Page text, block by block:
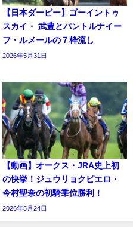
【日本ダービー】ゴーイントゥ
スカイ・ 武豊とパントルナイー
フ・ルメールの７枠流し
2026年5月31日
【動画】オークス・JRA史上初
の快挙！ジュウリョクピエロ・
今村聖奈の初騎乗位勝利！
2026年5月24日